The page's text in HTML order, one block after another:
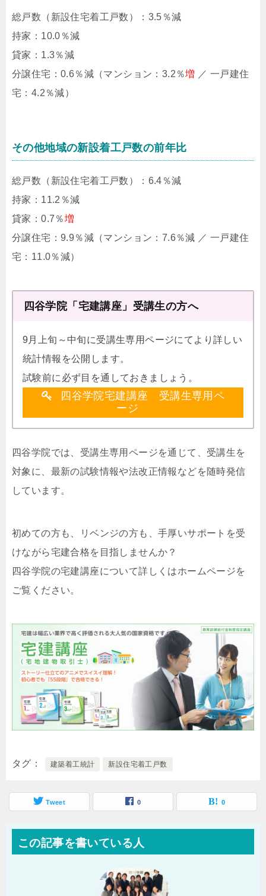
総戸数（新設住宅着工戸数）：3.5％減
持家：10.0％減
貸家：1.3％減
分譲住宅：0.6％減（マンション：3.2％増 ／ 一戸建住
宅：4.2％減）
その他地域の新設着工戸数の前年比
総戸数（新設住宅着工戸数）：6.4％減
持家：11.2％減
貸家：0.7％増
分譲住宅：9.9％減（マンション：7.6％減 ／ 一戸建住
宅：11.0％減）
四谷学院「宅建講座」受講生の方へ
9月上旬～中旬に受講生専用ページにてより詳しい
統計情報を公開します。
試験前に必ず目を通しておきましょう。
四谷学院宅建講座 受講生専用ペ
ージ
四谷学院では、受講生専用ページを通じて、受講生を
対象に、最新の試験情報や法改正情報などを随時発信
しています。
初めての方も、リベンジの方も、手厚いサポートを受
けながら宅建合格を目指しませんか？
四谷学院の宅建講座について詳しくはホームページを
ご覧ください。
タグ 建築着工統計 新設住宅着工戸数
Tweet 0 0
この記事を書いている人